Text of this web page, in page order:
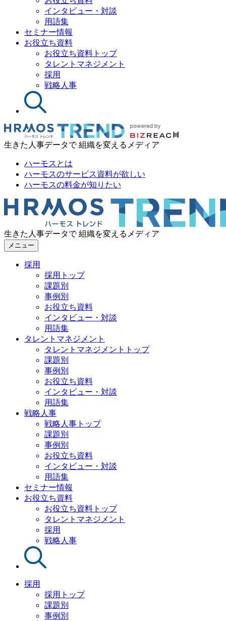
インタビュー・対談
用語集
セミナー情報
お役立ち資料
お役立ち資料トップ
タレントマネジメント
採用
戦略人事
生きた人事データで 組織を変えるメディア
ハーモスとは
ハーモスのサービス資料が欲しい
ハーモスの料金が知りたい
生きた人事データで 組織を変えるメディア
メニュー
採用
採用トップ
課題別
事例別
お役立ち資料
インタビュー・対談
用語集
タレントマネジメント
タレントマネジメントトップ
課題別
事例別
お役立ち資料
インタビュー・対談
用語集
戦略人事
戦略人事トップ
課題別
事例別
お役立ち資料
インタビュー・対談
用語集
セミナー情報
お役立ち資料
お役立ち資料トップ
タレントマネジメント
採用
戦略人事
採用
採用トップ
課題別
事例別